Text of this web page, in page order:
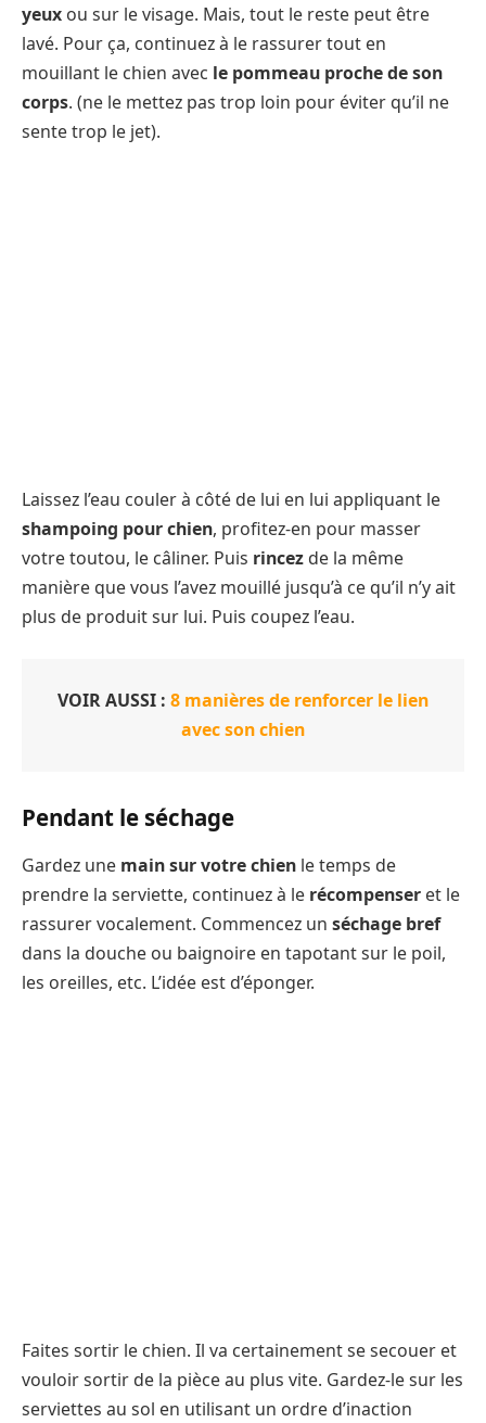
yeux ou sur le visage. Mais, tout le reste peut être
lavé. Pour ça, continuez à le rassurer tout en
mouillant le chien avec le pommeau proche de son
corps. (ne le mettez pas trop loin pour éviter qu’il ne
sente trop le jet).
Laissez l’eau couler à côté de lui en lui appliquant le
shampoing pour chien, profitez-en pour masser
votre toutou, le câliner. Puis rincez de la même
manière que vous l’avez mouillé jusqu’à ce qu’il n’y ait
plus de produit sur lui. Puis coupez l’eau.
VOIR AUSSI : 8 manières de renforcer le lien
avec son chien
Pendant le séchage
Gardez une main sur votre chien le temps de
prendre la serviette, continuez à le récompenser et le
rassurer vocalement. Commencez un séchage bref
dans la douche ou baignoire en tapotant sur le poil,
les oreilles, etc. L’idée est d’éponger.
Faites sortir le chien. Il va certainement se secouer et
vouloir sortir de la pièce au plus vite. Gardez-le sur les
serviettes au sol en utilisant un ordre d’inaction